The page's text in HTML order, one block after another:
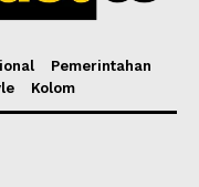
Pemerintahan
Kolom